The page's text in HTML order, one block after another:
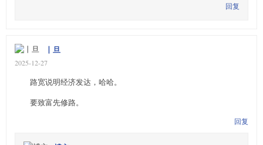
回复
丨旦
2025-12-27
路宽说明经济发达，哈哈。
要致富先修路。
回复